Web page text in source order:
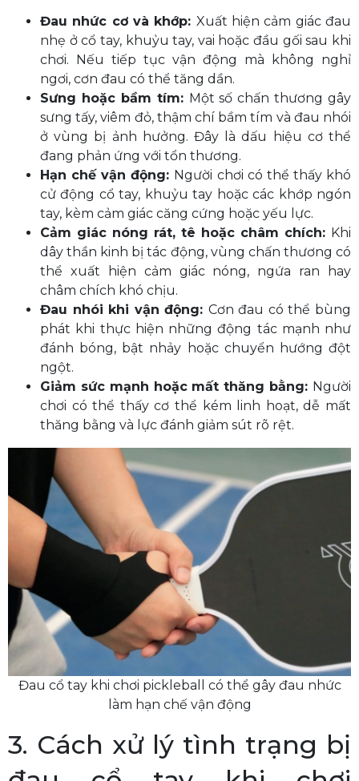
Đau nhức cơ và khớp: Xuất hiện cảm giác đau
nhẹ ở cổ tay, khuỷu tay, vai hoặc đầu gối sau khi
chơi. Nếu tiếp tục vận động mà không nghỉ
ngơi, cơn đau có thể tăng dần.
Sưng hoặc bầm tím: Một số chấn thương gây
sưng tấy, viêm đỏ, thậm chí bầm tím và đau nhói
ở vùng bị ảnh hưởng. Đây là dấu hiệu cơ thể
đang phản ứng với tổn thương.
Hạn chế vận động: Người chơi có thể thấy khó
cử động cổ tay, khuỷu tay hoặc các khớp ngón
tay, kèm cảm giác căng cứng hoặc yếu lực.
Cảm giác nóng rát, tê hoặc châm chích: Khi
dây thần kinh bị tác động, vùng chấn thương có
thể xuất hiện cảm giác nóng, ngứa ran hay
châm chích khó chịu.
Đau nhói khi vận động: Cơn đau có thể bùng
phát khi thực hiện những động tác mạnh như
đánh bóng, bật nhảy hoặc chuyển hướng đột
ngột.
Giảm sức mạnh hoặc mất thăng bằng: Người
chơi có thể thấy cơ thể kém linh hoạt, dễ mất
thăng bằng và lực đánh giảm sút rõ rệt.
Đau cổ tay khi chơi pickleball có thể gây đau nhức
làm hạn chế vận động
3. Cách xử lý tình trạng bị